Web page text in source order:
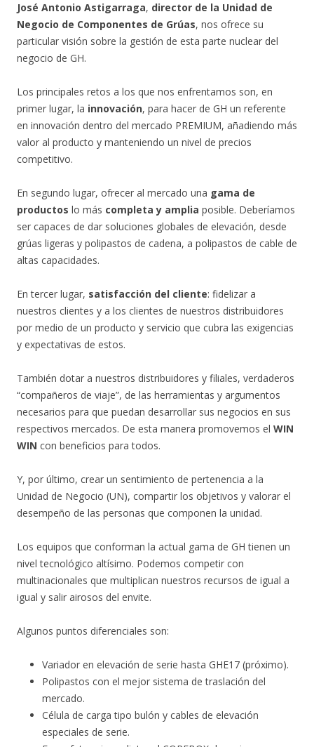
José Antonio Astigarraga, director de la Unidad de
Negocio de Componentes de Grúas, nos ofrece su
particular visión sobre la gestión de esta parte nuclear del
negocio de GH.
Los principales retos a los que nos enfrentamos son, en
primer lugar, la innovación, para hacer de GH un referente
en innovación dentro del mercado PREMIUM, añadiendo más
valor al producto y manteniendo un nivel de precios
competitivo.
En segundo lugar, ofrecer al mercado una gama de
productos lo más completa y amplia posible. Deberíamos
ser capaces de dar soluciones globales de elevación, desde
grúas ligeras y polipastos de cadena, a polipastos de cable de
altas capacidades.
En tercer lugar, satisfacción del cliente: fidelizar a
nuestros clientes y a los clientes de nuestros distribuidores
por medio de un producto y servicio que cubra las exigencias
y expectativas de estos.
También dotar a nuestros distribuidores y filiales, verdaderos
“compañeros de viaje”, de las herramientas y argumentos
necesarios para que puedan desarrollar sus negocios en sus
respectivos mercados. De esta manera promovemos el WIN
WIN con beneficios para todos.
Y, por último, crear un sentimiento de pertenencia a la
Unidad de Negocio (UN), compartir los objetivos y valorar el
desempeño de las personas que componen la unidad.
Los equipos que conforman la actual gama de GH tienen un
nivel tecnológico altísimo. Podemos competir con
multinacionales que multiplican nuestros recursos de igual a
igual y salir airosos del envite.
Algunos puntos diferenciales son:
Variador en elevación de serie hasta GHE17 (próximo).
Polipastos con el mejor sistema de traslación del
mercado.
Célula de carga tipo bulón y cables de elevación
especiales de serie.